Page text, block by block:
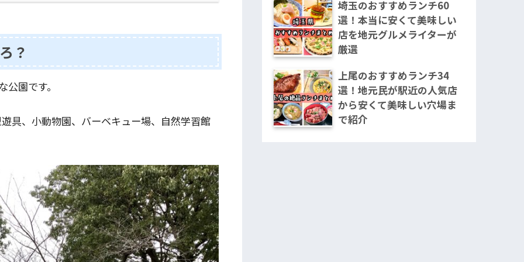
？
園です。
具、小動物園、バーベキュー場、自然学習館
埼玉のおすすめランチ60
選！本当に安くて美味しい
店を地元グルメライターが
厳選
上尾のおすすめランチ34
選！地元民が駅近の人気店
から安くて美味しい穴場ま
で紹介